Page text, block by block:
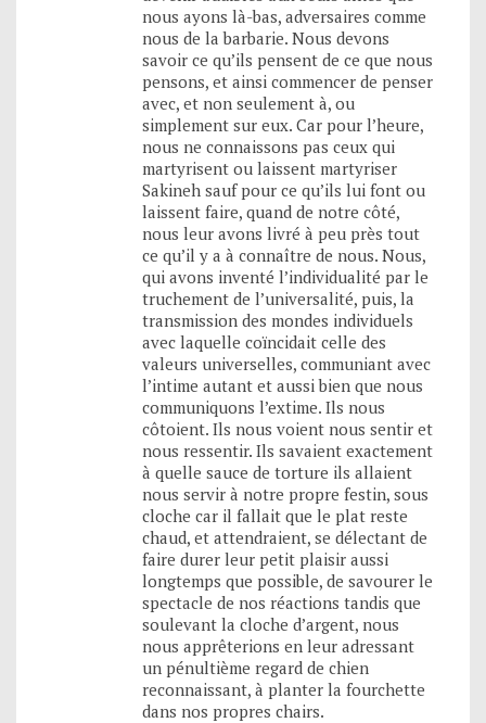
nous ayons là-bas, adversaires comme
nous de la barbarie. Nous devons
savoir ce qu’ils pensent de ce que nous
pensons, et ainsi commencer de penser
avec, et non seulement à, ou
simplement sur eux. Car pour l’heure,
nous ne connaissons pas ceux qui
martyrisent ou laissent martyriser
Sakineh sauf pour ce qu’ils lui font ou
laissent faire, quand de notre côté,
nous leur avons livré à peu près tout
ce qu’il y a à connaître de nous. Nous,
qui avons inventé l’individualité par le
truchement de l’universalité, puis, la
transmission des mondes individuels
avec laquelle coïncidait celle des
valeurs universelles, communiant avec
l’intime autant et aussi bien que nous
communiquons l’extime. Ils nous
côtoient. Ils nous voient nous sentir et
nous ressentir. Ils savaient exactement
à quelle sauce de torture ils allaient
nous servir à notre propre festin, sous
cloche car il fallait que le plat reste
chaud, et attendraient, se délectant de
faire durer leur petit plaisir aussi
longtemps que possible, de savourer le
spectacle de nos réactions tandis que
soulevant la cloche d’argent, nous
nous apprêterions en leur adressant
un pénultième regard de chien
reconnaissant, à planter la fourchette
dans nos propres chairs.